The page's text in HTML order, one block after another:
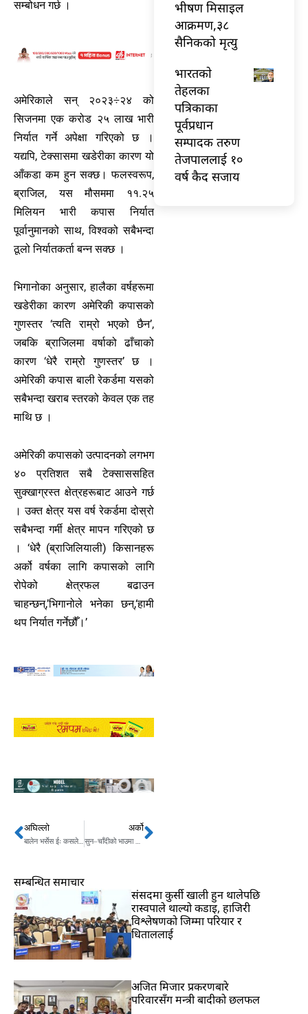
सम्बोधन गर्छ ।
अमेरिकाले सन् २०२३÷२४ को
सिजनमा एक करोड २५ लाख भारी
निर्यात गर्ने अपेक्षा गरिएको छ ।
यद्यपि, टेक्सासमा खडेरीका कारण यो
आँकडा कम हुन सक्छ। फलस्वरूप,
ब्राजिल, यस मौसममा ११.२५
मिलियन भारी कपास निर्यात
पूर्वानुमानको साथ, विश्वको सबैभन्दा
ठूलो निर्यातकर्ता बन्न सक्छ ।
भिगानोका अनुसार, हालैका वर्षहरूमा
खडेरीका कारण अमेरिकी कपासको
गुणस्तर ‘त्यति राम्रो भएको छैन’,
जबकि ब्राजिलमा वर्षाको ढाँचाको
कारण ‘धेरै राम्रो गुणस्तर’ छ ।
अमेरिकी कपास बाली रेकर्डमा यसको
सबैभन्दा खराब स्तरको केवल एक तह
माथि छ ।
अमेरिकी कपासको उत्पादनको लगभग
४० प्रतिशत सबै टेक्साससहित
सुक्खाग्रस्त क्षेत्रहरूबाट आउने गर्छ
। उक्त क्षेत्र यस वर्ष रेकर्डमा दोस्रो
सबैभन्दा गर्मी क्षेत्र मापन गरिएको छ
। ‘धेरै (ब्राजिलियाली) किसानहरू
अर्को वर्षका लागि कपासको लागि
रोपेको क्षेत्रफल बढाउन
चाहन्छन्,’भिगानोले भनेका छन्,‘हामी
थप निर्यात गर्नेछौँ।’
Prev
अघिल्लो
बालेन भर्सेस ईः कसले बोल्यो झुट ?
अर्को
सुन–चाँदीको भाउमा गिरावट , आज कतिमा हुँदैछ किनबेच ? Next
भीषण मिसाइल
आक्रमण,३८
सैनिकको मृत्यु
भारतकाे
तेहलका
पत्रिकाका
पूर्वप्रधान
सम्पादक तरुण
तेजपाललाई १०
वर्ष कैद सजाय
सम्बन्धित समाचार
संसदमा कुर्सी खाली हुन थालेपछि
रास्वपाले थाल्यो कडाइ, हाजिरी
विश्लेषणको जिम्मा परियार र
धिताललाई
अजित मिजार प्रकरणबारे
परिवारसँग मन्त्री बादीको छलफल